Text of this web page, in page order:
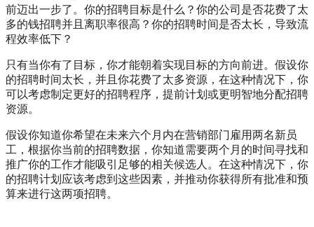
前迈出一步了。你的招聘目标是什么？你的公司是否花费了太
多的钱招聘并且离职率很高？你的招聘时间是否太长，导致流
程效率低下？
只有当你有了目标，你才能朝着实现目标的方向前进。假设你
的招聘时间太长，并且你花费了太多资源，在这种情况下，你
可以考虑制定更好的招聘程序，提前计划或更明智地分配招聘
资源。
假设你知道你希望在未来六个月内在营销部门雇用两名新员
工，根据你当前的招聘数据，你知道需要两个月的时间寻找和
推广你的工作才能吸引足够的相关候选人。在这种情况下，你
的招聘计划应该考虑到这些因素，并推动你获得所有批准和预
算来进行这两项招聘。